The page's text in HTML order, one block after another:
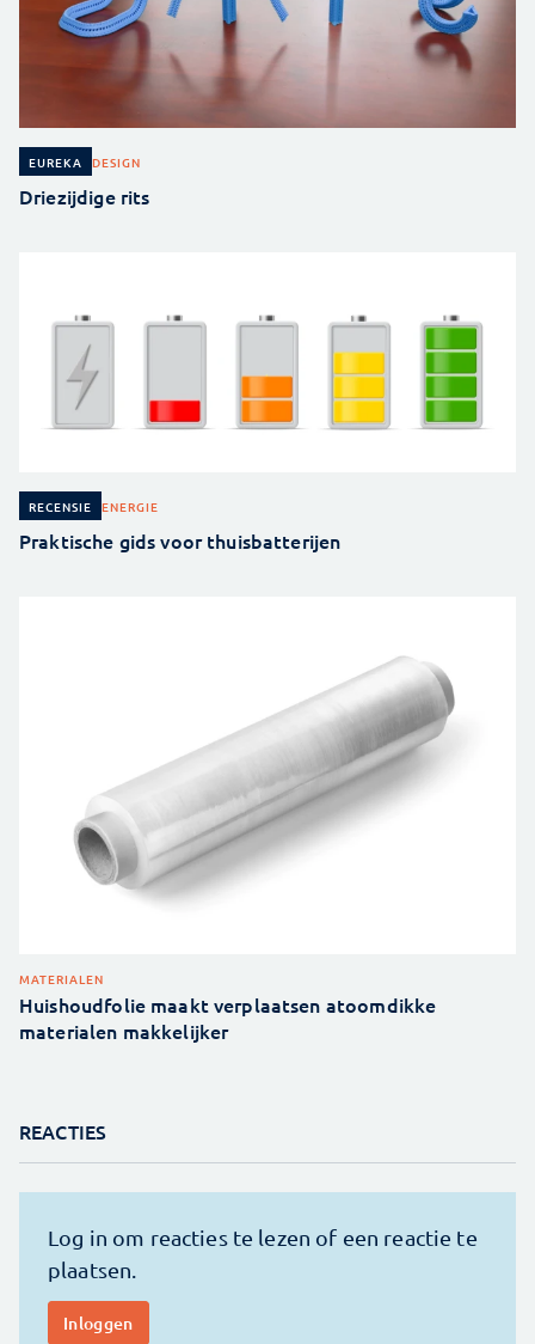
EUREKA DESIGN
Driezijdige rits
RECENSIE ENERGIE
Praktische gids voor thuisbatterijen
MATERIALEN
Huishoudfolie maakt verplaatsen atoomdikke
materialen makkelijker
REACTIES